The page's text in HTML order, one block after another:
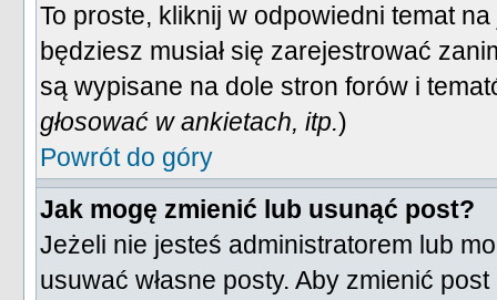
To proste, kliknij w odpowiedni temat
będziesz musiał się zarejestrować
są wypisane na dole stron forów i
głosować w ankietach, itp.)
Powrót do góry
Jak mogę zmienić lub usunąć post?
Jeżeli nie jesteś administratorem lub
usuwać własne posty. Aby zmienić